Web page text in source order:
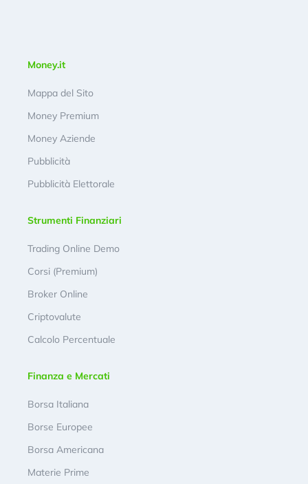
Money.it
Mappa del Sito
Money Premium
Money Aziende
Pubblicità
Pubblicità Elettorale
Strumenti Finanziari
Trading Online Demo
Corsi (Premium)
Broker Online
Criptovalute
Calcolo Percentuale
Finanza e Mercati
Borsa Italiana
Borse Europee
Borsa Americana
Materie Prime